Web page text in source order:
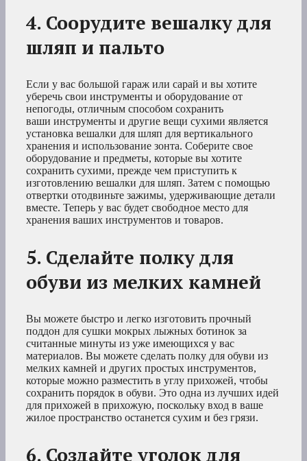
4. Соорудите вешалку для
шляп и пальто
Если у вас большой гараж или сарай и вы хотите
уберечь свои инструменты и оборудование от
непогоды, отличным способом сохранить
ваши инструменты и другие вещи сухими является
установка вешалки для шляп для вертикального
хранения и использование зонта. Соберите свое
оборудование и предметы, которые вы хотите
сохранить сухими, прежде чем приступить к
изготовлению вешалки для шляп. Затем с помощью
отвертки отодвиньте зажимы, удерживающие детали
вместе. Теперь у вас будет свободное место для
хранения ваших инструментов и товаров.
5. Сделайте полку для
обуви из мелких камней
Вы можете быстро и легко изготовить прочный
поддон для сушки мокрых лыжных ботинок за
считанные минуты из уже имеющихся у вас
материалов. Вы можете сделать полку для обуви из
мелких камней и других простых инструментов,
которые можно разместить в углу прихожей, чтобы
сохранить порядок в обуви. Это одна из лучших идей
для прихожей в прихожую, поскольку вход в ваше
жилое пространство останется сухим и без грязи.
6. Создайте уголок для